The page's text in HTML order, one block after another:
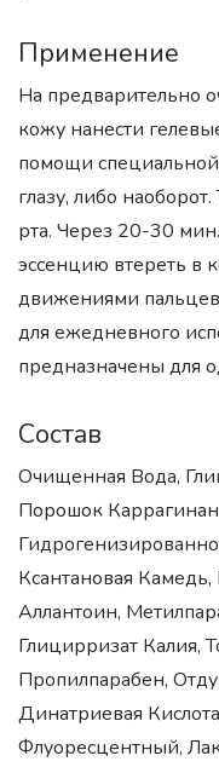
Применение
На предварительно
кожу нанести
помощи специальной
глазу, либо
рта. Через 20-30
эссенцию втереть
движениями
для ежедневного
предназначены для
Состав
Очищенная Вода,
Порошок
Ксантановая
Аллантоин,
Глицирризат Калия,
Пропилпарабен,
Динатриевая
Флуоресцентный,